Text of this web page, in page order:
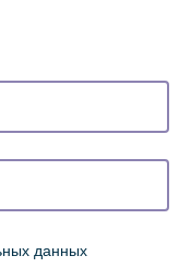
данных